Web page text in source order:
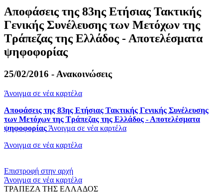
Αποφάσεις της 83ης Ετήσιας Τακτικής
Γενικής Συνέλευσης των Μετόχων της
Τράπεζας της Ελλάδος - Αποτελέσματα
ψηφοφορίας
25/02/2016 - Ανακοινώσεις
Άνοιγμα σε νέα καρτέλα
Αποφάσεις της 83ης Ετήσιας Τακτικής Γενικής Συνέλευσης
των Μετόχων της Τράπεζας της Ελλάδος - Αποτελέσματα
ψηφοφορίας Άνοιγμα σε νέα καρτέλα
Άνοιγμα σε νέα καρτέλα
Επιστροφή στην αρχή
Άνοιγμα σε νέα καρτέλα
ΤΡΑΠΕΖΑ ΤΗΣ ΕΛΛΑΔΟΣ